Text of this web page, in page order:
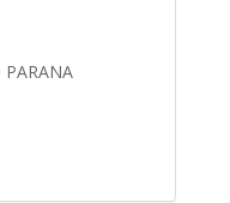
PARANA